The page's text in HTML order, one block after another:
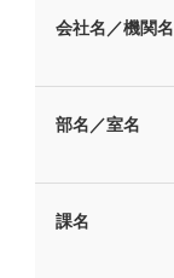
会社名／機関名
部名／室名
課名